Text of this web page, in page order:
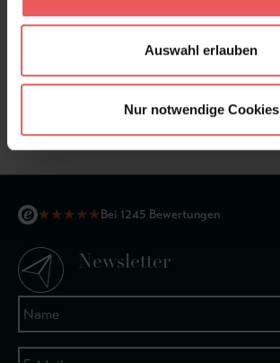
Auswahl erlauben
Nur notwendige Cookies
Chiswick Grove, col. 7
★★★★★Bei 1245 Bewertungen
Newsletter